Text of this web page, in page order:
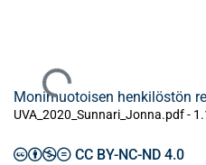
Ladataan...
Monimuotoisen henkilöstön
UVA_2020_Sunnari_Jonna.pdf -
CC BY-NC-ND 4.0